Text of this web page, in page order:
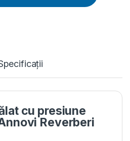
cu presiune
Reverberi